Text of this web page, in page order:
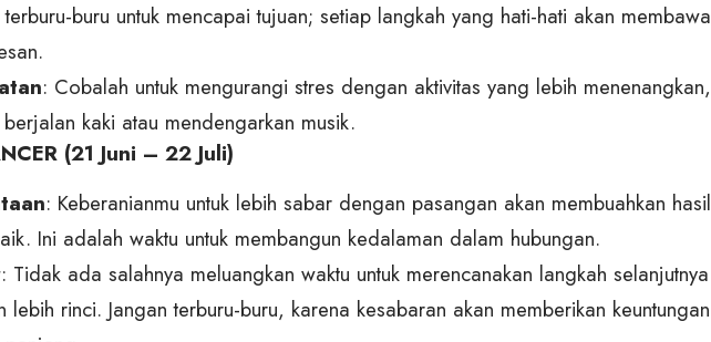
terburu-buru untuk mencapai tujuan; setiap langkah yang hati-hati akan membawa
: Cobalah untuk mengurangi stres dengan aktivitas yang lebih menenangkan,
kaki atau mendengarkan musik.
(21 Juni – 22 Juli)
: Keberanianmu untuk lebih sabar dengan pasangan akan membuahkan hasil
Ini adalah waktu untuk membangun kedalaman dalam hubungan.
: Tidak ada salahnya meluangkan waktu untuk merencanakan langkah selanjutnya
lebih rinci. Jangan terburu-buru, karena kesabaran akan memberikan keuntungan